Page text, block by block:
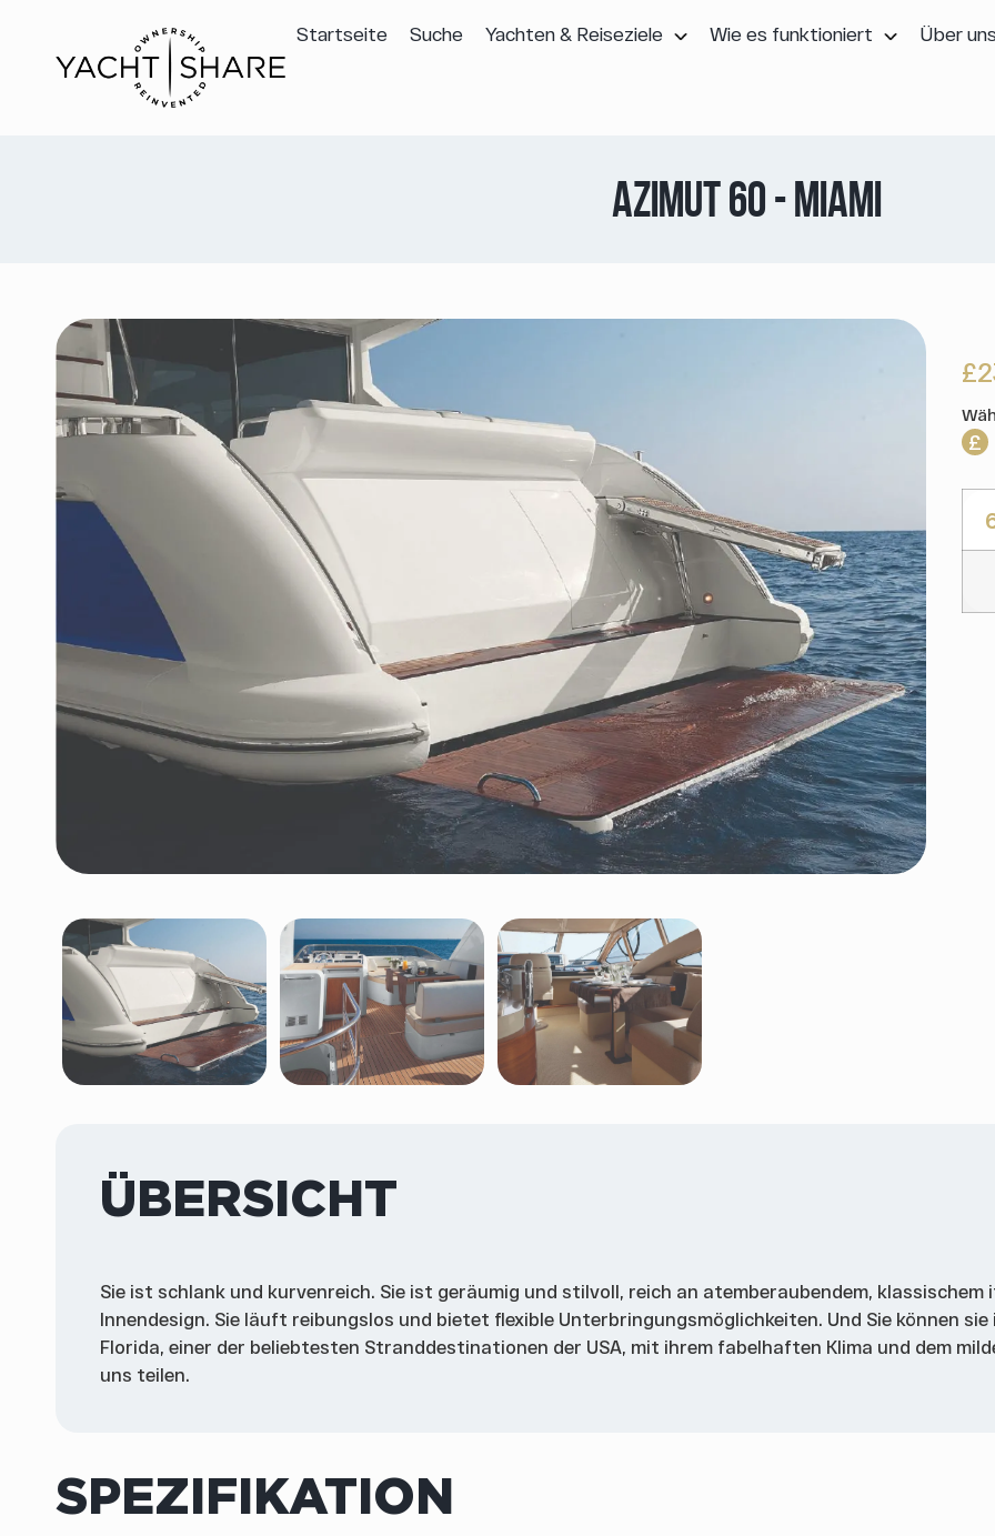
Startseite Suche Yachten & Reiseziele Wie es funktioniert Über
AZIMUT 60 - MIAMI
£
ÜBERSICHT
Sie ist schlank und kurvenreich. Sie ist geräumig und stilvoll, reich an atemberaubendem, klassischem
Innendesign. Sie läuft reibungslos und bietet flexible Unterbringungsmöglichkeiten. Und Sie können sie
Florida, einer der beliebtesten Stranddestinationen der USA, mit ihrem fabelhaften Klima und dem
uns teilen.
SPEZIFIKATION